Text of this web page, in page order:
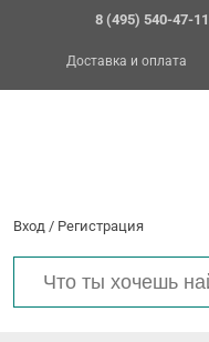
8 (495) 540-47-11
Доставка и оплата
Вход / Регистрация